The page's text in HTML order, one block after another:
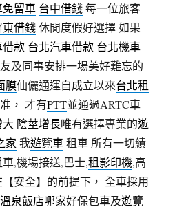
留車 台中借錢每一位旅客
東借錢休閒度假好選擇 如果
借款 台北汽車借款 台北機車
及同事安排一場美好難忘的
膜仙儷通運自成立以來台北租
， 才有PTT並通過ARTC車
陰莖增長唯有選擇專業的遊
家 我遊覽車租車 所有一切績
,機場接送,巴士,租影印機,高
【安全】的前提下， 全車採用
泉飯店哪家好保包車及遊覽